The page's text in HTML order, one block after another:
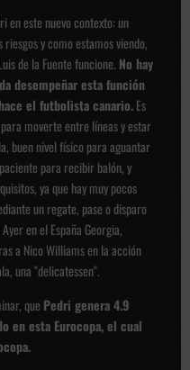
en este nuevo contexto: un
y como estamos viendo,
de la Fuente funcione. No hay
desempeñar esta función
el futbolista canario.Es
moverte entre líneas y estar
buen nivel físico para aguantar
para recibir balón, y
ya que hay muy pocos
un regate, pase o disparo
en el España Georgia,
a Nico Williams en la acción
una "delicatessen".
que Pedri genera 4.9
en esta Eurocopa, el cual